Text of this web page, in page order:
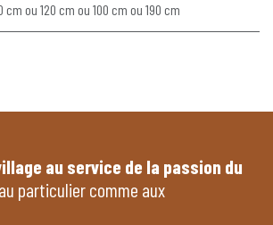
cm ou 120 cm ou 100 cm ou 190 cm
au service de la passion du
particulier comme aux